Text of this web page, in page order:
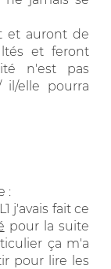
et auront de
et feront
n'est pas
il/elle pourra
:
j'avais fait ce
pour la suite
ça m'a
pour lire les